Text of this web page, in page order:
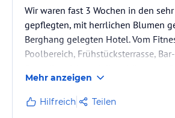
Wir waren fast 3 Wochen in den
gepflegten, mit herrlichen Blumen
Berghang gelegten Hotel. Vom
Poolbereich, Frühstücksterrasse,
war perfekt eingerichtet und
rundum wohl zu fühlen. Das
zuvorkommende Personal rundet
Mehr anzeigen
Hilfreich Teilen